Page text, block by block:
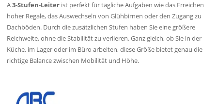
A3-Stufen-Leiter ist perfekt für tägliche Aufgaben wie das Erreichen
hoher Regale, das Auswechseln von Glühbirnen oder den Zugang zu
Dachböden. Durch die zusätzlichen Stufen haben Sie eine größere
Reichweite, ohne die Stabilität zu verlieren. Ganz gleich, ob Sie in der
Küche, im Lager oder im Büro arbeiten, diese Größe bietet genau die
richtige Balance zwischen Mobilität und Höhe.